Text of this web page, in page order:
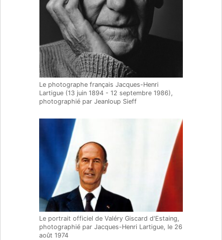
Le photographe français Jacques-Henri
Lartigue (13 juin 1894 - 12 septembre 1986),
photographié par Jeanloup Sieff
Le portrait officiel de Valéry Giscard d'Estaing,
photographié par Jacques-Henri Lartigue, le 26
août 1974